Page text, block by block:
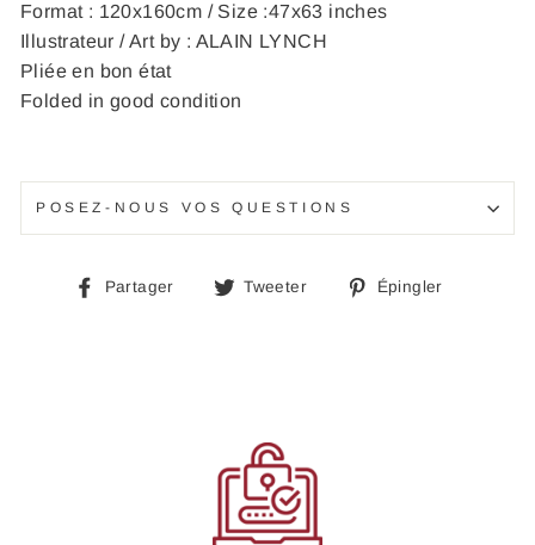
Format : 120x160cm / Size :47x63 inches
Illustrateur / Art by : ALAIN LYNCH
Pliée en bon état
Folded in good condition
POSEZ-NOUS VOS QUESTIONS
Partager
PartagerTweeter
TweeterÉpingler